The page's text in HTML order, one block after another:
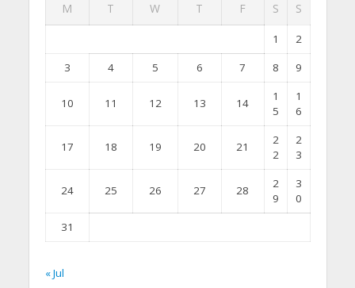
M T W T F S S
1
2
3
4 5 6 7 8 9
10 11 12 13 14
1
5
1
6
17 18 19 20 21
2
2
2
3
24 25 26 27 28
2
9
3
0
31
« Jul